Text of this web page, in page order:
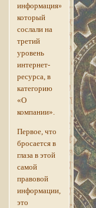
информация»,
который
сослали на
третий
уровень
интернет-
ресурса, в
категорию
«О
компании».
Первое, что
бросается в
глаза в этой
самой
правовой
информации,
это